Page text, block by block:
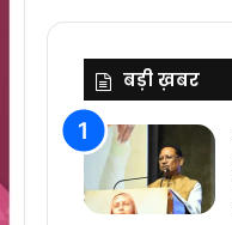
बड़ी ख़बर